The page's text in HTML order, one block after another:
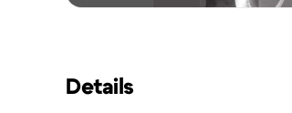
Details